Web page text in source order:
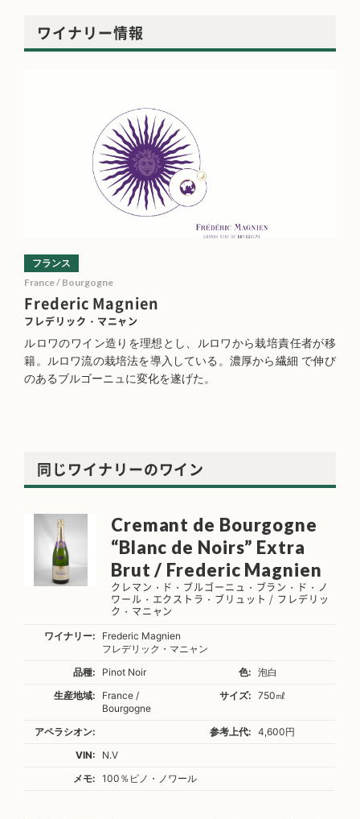
ワイナリー情報
Frederic Magnien
フレデリック・マニャン
フランス
France / Bourgogne
ルロワのワイン造りを理想とし、ルロワから栽培責任者が移
籍。ルロワ流の栽培法を導入している。濃厚から繊細 で伸び
のあるブルゴーニュに変化を遂げた。
同じワイナリーのワイン
Cremant de Bourgogne
“Blanc de Noirs” Extra
Brut / Frederic Magnien
クレマン・ド・ブルゴーニュ・ブラン・ド・ノ
ワール・エクストラ・ブリュット / フレデリッ
ク・マニャン
ワイナリー:
Frederic Magnien
フレデリック・マニャン
品種:
Pinot Noir 色:
泡白
生産地域:
France /
Bourgogne
サイズ: 750㎖
アペラシオン: 参考上代:
4,600円
VIN:
N.V
メモ:
100％ピノ・ノワール